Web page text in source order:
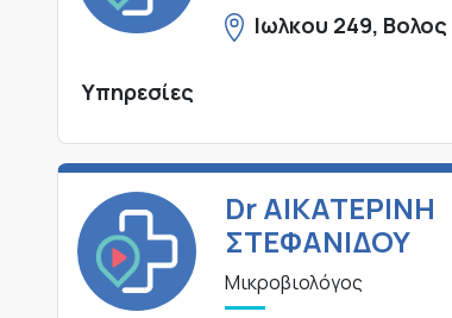
Ιωλκου 249, Βολος
Υπηρεσίες
Dr ΑΙΚΑΤΕΡΙΝΗ
ΣΤΕΦΑΝΙΔΟΥ
Μικροβιολόγος